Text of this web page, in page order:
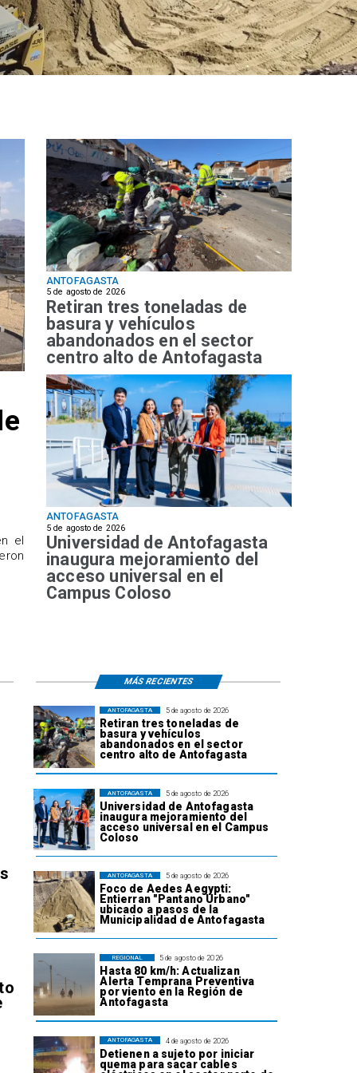
el
ANTOFAGASTA
5 de agosto de 2026
Retiran tres toneladas de
basura y vehículos
abandonados en el sector
centro alto de Antofagasta
ANTOFAGASTA
5 de agosto de 2026
Universidad de Antofagasta
inaugura mejoramiento del
acceso universal en el
Campus Coloso
5 de agosto de 2026
Retiran tres toneladas de
basura y vehículos
abandonados en el sector
centro alto de Antofagasta
ANTOFAGASTA
5 de agosto de 2026
Universidad de Antofagasta
inaugura mejoramiento del
acceso universal en el Campus
Coloso
ANTOFAGASTA
5 de agosto de 2026
Foco de Aedes Aegypti:
Entierran "Pantano Urbano"
ubicado a pasos de la
Municipalidad de Antofagasta
ANTOFAGASTA
5 de agosto de 2026
Hasta 80 km/h: Actualizan
Alerta Temprana Preventiva
por viento en la Región de
Antofagasta
REGIONAL
4 de agosto de 2026
Detienen a sujeto por iniciar
quema para sacar cables
ANTOFAGASTA
MÁS RECIENTES